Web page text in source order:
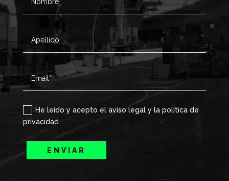
He leído y acepto el aviso legal y la política de
privacidad
ENVIAR